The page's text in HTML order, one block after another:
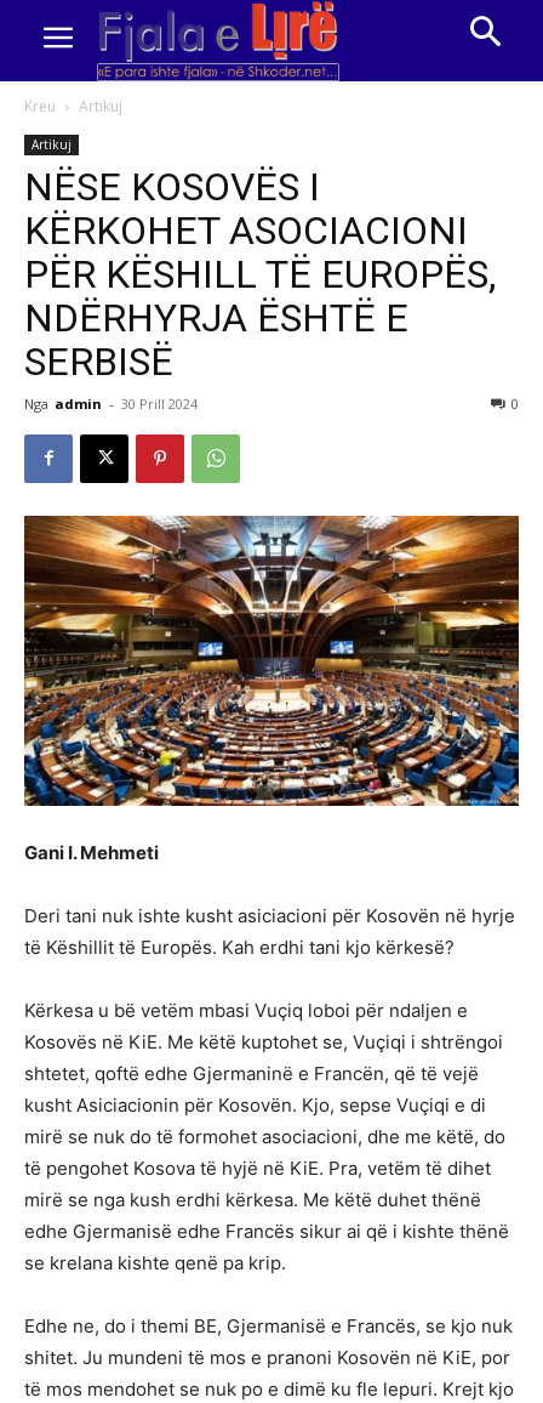
Kreu Artikuj
Artikuj
NËSE KOSOVËS I
KËRKOHET ASOCIACIONI
PËR KËSHILL TË EUROPËS,
NDËRHYRJA ËSHTË E
SERBISË
Nga admin - 30 Prill 2024 0
Gani I. Mehmeti
Deri tani nuk ishte kusht asiciacioni për Kosovën në hyrje
të Këshillit të Europës. Kah erdhi tani kjo kërkesë?
Kërkesa u bë vetëm mbasi Vuçiq loboi për ndaljen e
Kosovës në KiE. Me këtë kuptohet se, Vuçiqi i shtrëngoi
shtetet, qoftë edhe Gjermaninë e Francën, që të vejë
kusht Asiciacionin për Kosovën. Kjo, sepse Vuçiqi e di
mirë se nuk do të formohet asociacioni, dhe me këtë, do
të pengohet Kosova të hyjë në KiE. Pra, vetëm të dihet
mirë se nga kush erdhi kërkesa. Me këtë duhet thënë
edhe Gjermanisë edhe Francës sikur ai që i kishte thënë
se krelana kishte qenë pa krip.
Edhe ne, do i themi BE, Gjermanisë e Francës, se kjo nuk
shitet. Ju mundeni të mos e pranoni Kosovën në KiE, por
të mos mendohet se nuk po e dimë ku fle lepuri. Krejt kjo